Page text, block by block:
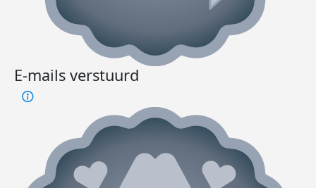
E-mails verstuurd